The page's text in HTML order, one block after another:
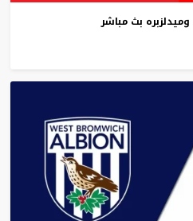
وميدلزبره بث مباشر